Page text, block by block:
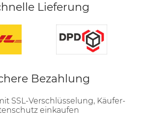
Lieferung
Bezahlung
SSL-Verschlüsselung, Käufer-
einkaufen